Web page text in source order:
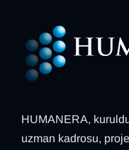
HUMANERA,
uzman kadrosu,